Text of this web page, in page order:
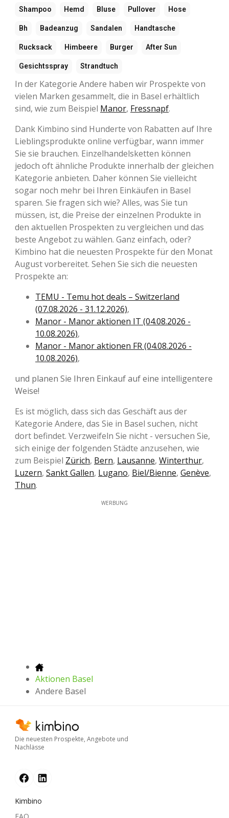
Shampoo Hemd Bluse Pullover Hose
Bh Badeanzug Sandalen Handtasche
Rucksack Himbeere Burger After Sun
Gesichtsspray Strandtuch
In der Kategorie Andere haben wir Prospekte von
vielen Marken gesammelt, die in Basel erhältlich
sind, wie zum Beispiel Manor, Fressnapf.
Dank Kimbino sind Hunderte von Rabatten auf Ihre
Lieblingsprodukte online verfügbar, wann immer
Sie sie brauchen. Einzelhandelsketten können
jedoch oft ähnliche Produkte innerhalb der gleichen
Kategorie anbieten. Daher können Sie vielleicht
sogar noch mehr bei Ihren Einkäufen in Basel
sparen. Sie fragen sich wie? Alles, was Sie tun
müssen, ist, die Preise der einzelnen Produkte in
den aktuellen Prospekten zu vergleichen und das
beste Angebot zu wählen. Ganz einfach, oder?
Kimbino hat die neuesten Prospekte für den Monat
August vorbereitet. Sehen Sie sich die neuesten
Prospekte an:
TEMU - Temu hot deals – Switzerland
(07.08.2026 - 31.12.2026),
Manor - Manor aktionen IT (04.08.2026 -
10.08.2026),
Manor - Manor aktionen FR (04.08.2026 -
10.08.2026),
und planen Sie Ihren Einkauf auf eine intelligentere
Weise!
Es ist möglich, dass sich das Geschäft aus der
Kategorie Andere, das Sie in Basel suchen, nicht
dort befindet. Verzweifeln Sie nicht - versuchen Sie,
sich einige der folgenden Städte anzusehen, wie
zum Beispiel Zürich, Bern, Lausanne, Winterthur,
Luzern, Sankt Gallen, Lugano, Biel/Bienne, Genève,
Thun.
WERBUNG
Aktionen Basel
Andere Basel
Die neuesten Prospekte, Angebote und
Nachlässe
Kimbino
FAQ